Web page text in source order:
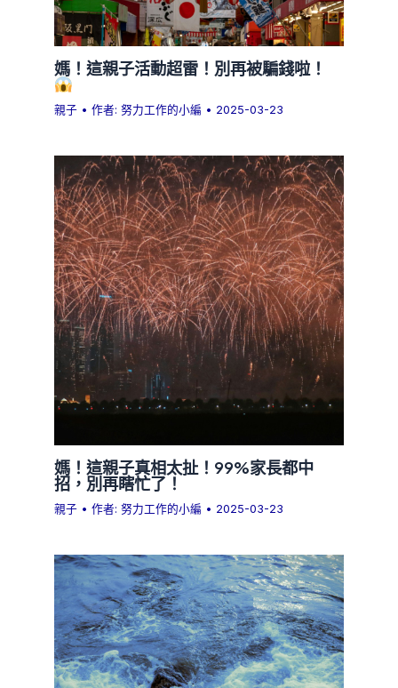
媽！這親子活動超雷！別再被騙錢啦！
親子 • 作者:努力工作的小編 • 2025-03-23
媽！這親子真相太扯！99%家長都中
招，別再瞎忙了！
親子 • 作者:努力工作的小編 • 2025-03-23